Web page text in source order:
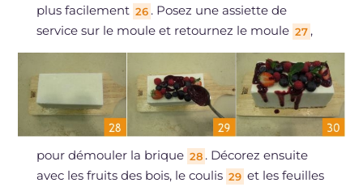
plus facilement 26 . Posez une assiette de
service sur le moule et retournez le moule 27 ,
pour démouler la brique 28 . Décorez ensuite
avec les fruits des bois, le coulis 29 et les feuilles